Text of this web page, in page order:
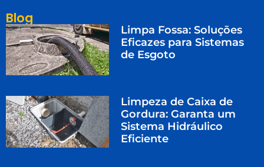
Blog
Limpa Fossa: Soluções
Eficazes para Sistemas
de Esgoto
Limpeza de Caixa de
Gordura: Garanta um
Sistema Hidráulico
Eficiente